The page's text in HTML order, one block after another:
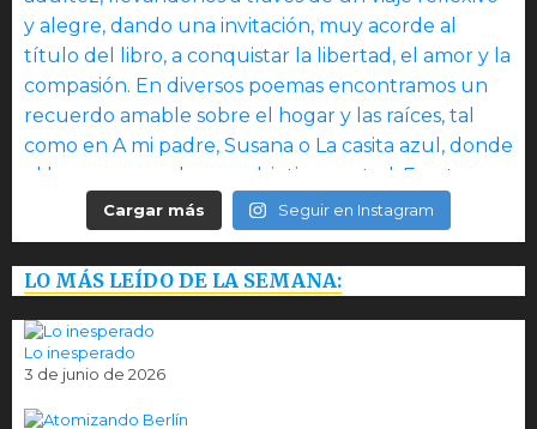
Cargar más Seguir en Instagram
LO MÁS LEÍDO DE LA SEMANA:
Lo inesperado
3 de junio de 2026